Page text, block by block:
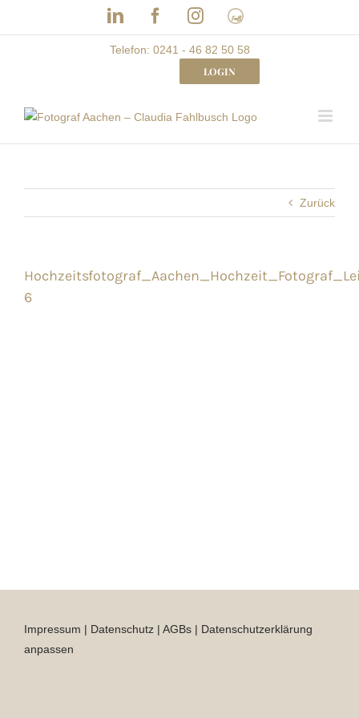
LinkedInFacebookInstagram
Frau
mit
Bizz
Telefon: 0241 - 46 82 50 58
LOGIN
Zurück
6
Impressum | Datenschutz | AGBs | Datenschutzerklärung
anpassen